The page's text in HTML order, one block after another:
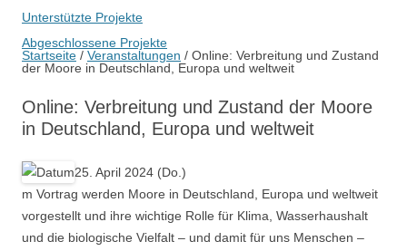
Unterstützte Projekte
Abgeschlossene Projekte
Startseite / Veranstaltungen / Online: Verbreitung und Zustand
der Moore in Deutschland, Europa und weltweit
Online: Verbreitung und Zustand der Moore
in Deutschland, Europa und weltweit
25. April 2024 (Do.)
m Vortrag werden Moore in Deutschland, Europa und weltweit
vorgestellt und ihre wichtige Rolle für Klima, Wasserhaushalt
und die biologische Vielfalt – und damit für uns Menschen –